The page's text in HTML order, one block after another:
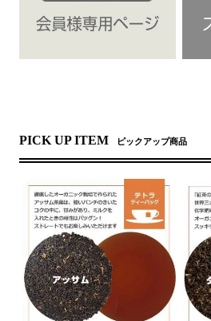
PICK UP ITEM ピックアップ商品